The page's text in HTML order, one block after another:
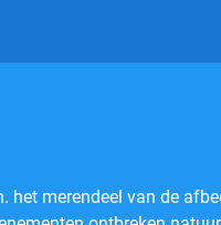
merendeel van de